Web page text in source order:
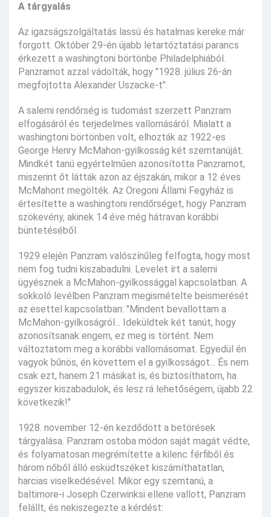
A tárgyalás
Az igazságszolgáltatás lassú és hatalmas kereke már
forgott. Október 29-én újabb letartóztatási parancs
érkezett a washingtoni börtönbe Philadelphiából.
Panzramot azzal vádolták, hogy "1928. július 26-án
megfojtotta Alexander Uszacke-t".
A salemi rendőrség is tudomást szerzett Panzram
elfogásáról és terjedelmes vallomásáról. Mialatt a
washingtoni börtönben volt, elhozták az 1922-es
George Henry McMahon-gyilkosság két szemtanúját.
Mindkét tanú egyértelműen azonosította Panzramot,
miszerint őt látták azon az éjszakán, mikor a 12 éves
McMahont megölték. Az Oregoni Állami Fegyház is
értesítette a washingtoni rendőrséget, hogy Panzram
szökevény, akinek 14 éve még hátravan korábbi
büntetéséből.
1929 elején Panzram valószínűleg felfogta, hogy most
nem fog tudni kiszabadulni. Levelet írt a salemi
ügyésznek a McMahon-gyilkossággal kapcsolatban. A
sokkoló levélben Panzram megismételte beismerését
az esettel kapcsolatban: "Mindent bevallottam a
McMahon-gyilkoságról... Ideküldtek két tanút, hogy
azonosítsanak engem, ez meg is történt. Nem
változtatom meg a korábbi vallomásomat. Egyedül én
vagyok bűnös, én követtem el a gyilkosságot... És nem
csak ezt, hanem 21 másikat is, és biztosíthatom, ha
egyszer kiszabadulok, és lesz rá lehetőségem, újabb 22
következik!"
1928. november 12-én kezdődött a betörések
tárgyalása. Panzram ostoba módon saját magát védte,
és folyamatosan megrémítette a kilenc férfiből és
három nőből álló esküdtszéket kiszámíthatatlan,
harcias viselkedésével. Mikor egy szemtanú, a
baltimore-i Joseph Czerwinksi ellene vallott, Panzram
felállt, és nekiszegezte a kérdést: